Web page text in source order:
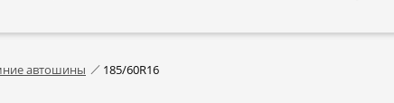
автошины 185/60R16